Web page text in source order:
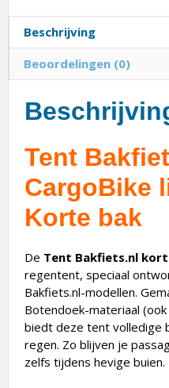
Beschrijving
Beoordelingen (0)
Tent
CargoBike
Korte bak
De Tent Bakfiets.nl
regentent, speciaal
Bakfiets.nl-modellen.
Botendoek-materiaal
biedt deze tent volledige
regen. Zo blijven je
zelfs tijdens hevige buien.